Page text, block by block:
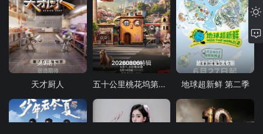
第9期下
天才厨人
20260806特辑
五十公里桃花坞第6季
旅行日记第6期
地球超新鲜 第二季